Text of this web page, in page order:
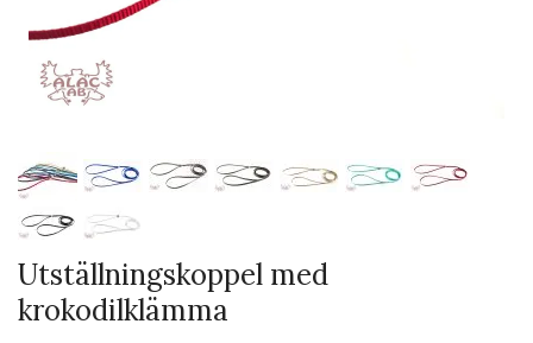
Utställningskoppel med
krokodilklämma